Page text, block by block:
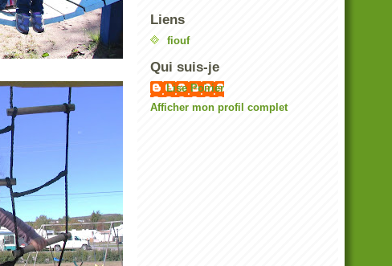
Liens
fiouf
Qui suis-je
Lise Poirier
Afficher mon profil complet